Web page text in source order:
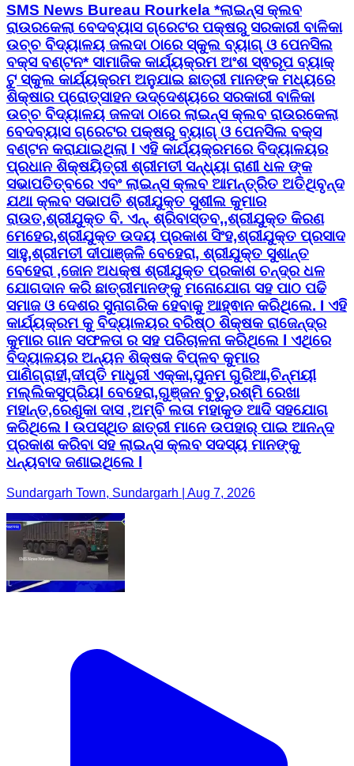
SMS News Bureau Rourkela *ଲାଇନ୍ସ କ୍ଲବ
ରାଉରକେଲା ବେଦବ୍ୟାସ ଗ୍ରେଟର ପକ୍ଷରୁ ସରକାରୀ ବାଳିକା
ଉଚ୍ଚ ବିଦ୍ୟାଳୟ ଜଲଦା ଠାରେ ସ୍କୁଲ ବ୍ୟାଗ୍ ଓ ପେନସିଲ
ବକ୍ସ ବଣ୍ଟନ* ସାମାଜିକ କାର୍ଯ୍ୟକ୍ରମ ଅଂଶ ସ୍ଵରୂପ ବ୍ୟାକ୍
ଟୁ ସ୍କୁଲ କାର୍ଯ୍ୟକ୍ରମ ଅନୁଯାଇ ଛାତ୍ରୀ ମାନଙ୍କ ମଧ୍ୟରେ
ଶିକ୍ଷାର ପ୍ରୋତ୍ସାହନ ଉଦ୍ଦେଶ୍ୟରେ ସରକାରୀ ବାଳିକା
ଉଚ୍ଚ ବିଦ୍ୟାଳୟ ଜଳଦା ଠାରେ ଲାଇନ୍ସ କ୍ଲବ ରାଉରକେଲା
ବେଦବ୍ୟାସ ଗ୍ରେଟର ପକ୍ଷରୁ ବ୍ୟାଗ୍ ଓ ପେନସିଲ ବକ୍ସ
ବଣ୍ଟନ କରାଯାଇଥିଲା l ଏହି କାର୍ଯ୍ୟକ୍ରମରେ ବିଦ୍ୟାଳୟର
ପ୍ରଧାନ ଶିକ୍ଷୟିତ୍ରୀ ଶ୍ରୀମତୀ ସନ୍ଧ୍ୟା ରାଣୀ ଧଳ ଙ୍କ
ସଭାପତିତ୍ବରେ ଏବଂ ଲାଇନ୍ସ କ୍ଲବ ଆମନ୍ତ୍ରିତ ଅତିଥିବୃନ୍ଦ
ଯଥା କ୍ଲବ ସଭାପତି ଶ୍ରୀଯୁକ୍ତ ସୁଶୀଲ କୁମାର
ରାଉତ,ଶ୍ରୀଯୁକ୍ତ ବି. ଏନ୍. ଶ୍ରିବାସ୍ତବ,,ଶ୍ରୀଯୁକ୍ତ କିରଣ
ମେହେର,ଶ୍ରୀଯୁକ୍ତ ଉଦୟ ପ୍ରକାଶ ସିଂହ,ଶ୍ରୀଯୁକ୍ତ ପ୍ରସାଦ
ସାହୁ,ଶ୍ରୀମତୀ ଦୀପାଞ୍ଜଳି ବେହେରା, ଶ୍ରୀଯୁକ୍ତ ସୁଶାନ୍ତ
ବେହେରା ,ଜୋନ ଅଧକ୍ଷ ଶ୍ରୀଯୁକ୍ତ ପ୍ରକାଶ ଚନ୍ଦ୍ର ଧଳ
ଯୋଗଦାନ କରି ଛାତ୍ରୀମାନଙ୍କୁ ମନୋଯୋଗ ସହ ପାଠ ପଢି
ସମାଜ ଓ ଦେଶର ସୁନାଗରିକ ହେବାକୁ ଆହ୍ଵାନ କରିଥିଲେ. I ଏହି
କାର୍ଯ୍ୟକ୍ରମ କୁ ବିଦ୍ୟାଳୟର ବରିଷ୍ଠ ଶିକ୍ଷକ ରାଜେନ୍ଦ୍ର
କୁମାର ଗାନ ସଫଳତା ର ସହ ପରିଚାଳନା କରିଥିଲେ l ଏଥିରେ
ବିଦ୍ୟାଳୟର ଅନ୍ୟନ ଶିକ୍ଷକ ବିପ୍ଳବ କୁମାର
ପାଣିଗ୍ରାହୀ,ଦୀପ୍ତି ମାଧୁରୀ ଏକ୍କା,ପୁନମ ଗୁରିଆ,ଚିନ୍ମୟୀ
ମଲ୍ଲିକସୁପ୍ରିୟl ବେହେରା,ଗୁଞ୍ଜନ ବୁଡୁ,ରଶ୍ମି ରେଖା
ମହାନ୍ତ,ରେଣୁକା ଦାସ ,ଅମ୍ବି ଲତା ମହାକୁଡ ଆଦି ସହଯୋଗ
କରିଥିଲେ l ଉପସ୍ଥିତ ଛାତ୍ରୀ ମାନେ ଉପହାର୍ ପାଇ ଆନନ୍ଦ
ପ୍ରକାଶ କରିବା ସହ ଲାଇନ୍ସ କ୍ଲବ ସଦସ୍ୟ ମାନଙ୍କୁ
ଧନ୍ୟବାଦ ଜଣାଇଥିଲେ l
Sundargarh Town, Sundargarh | Aug 7, 2026